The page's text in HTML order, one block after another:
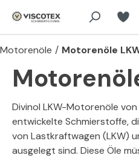
Zum Hauptinhalt springen
Motorenöle / Motorenöle
Divinol LKW-Motorenöle von
entwickelte Schmierstoffe,
von Lastkraftwagen (LKW)
ausgelegt sind. Diese Öle